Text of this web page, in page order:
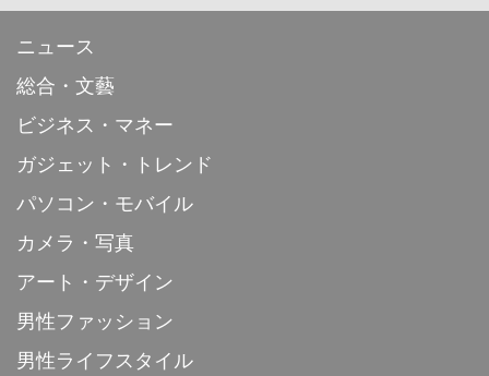
ニュース
総合・文藝
ビジネス・マネー
ガジェット・トレンド
パソコン・モバイル
カメラ・写真
アート・デザイン
男性ファッション
男性ライフスタイル